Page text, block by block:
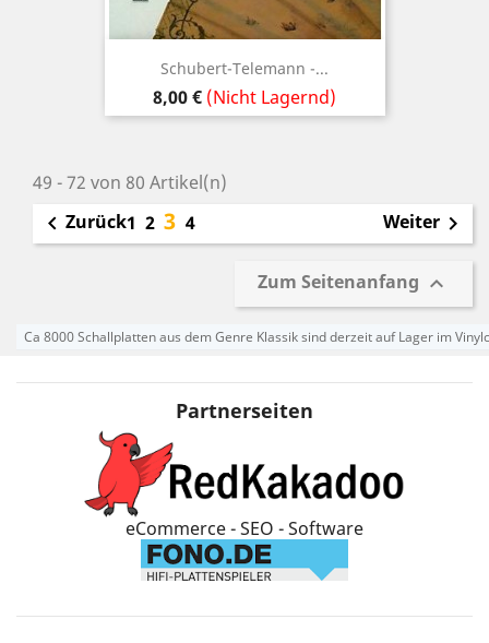
Schubert-Telemann -...
Preis
8,00 € (Nicht Lagernd)
49 - 72 von 80 Artikel(n)
 Zurück1 2 3 4 Weiter 
Zum Seitenanfang 
Ca 8000 Schallplatten aus dem Genre Klassik sind derzeit auf Lager im
Partnerseiten
eCommerce - SEO - Software